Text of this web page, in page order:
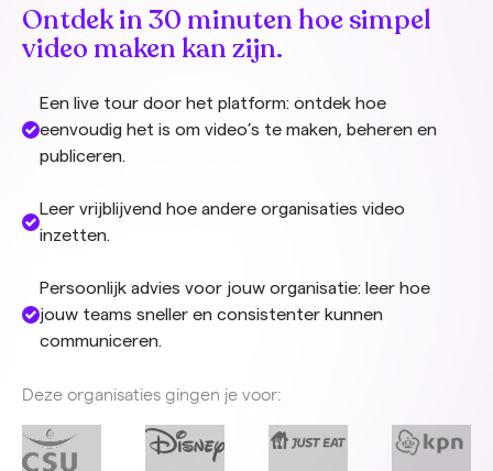
Ontdek in 30 minuten hoe simpel
video maken kan zijn.
Een live tour door het platform: ontdek hoe
eenvoudig het is om video’s te maken, beheren en
publiceren.
Leer vrijblijvend hoe andere organisaties video
inzetten.
Persoonlijk advies voor jouw organisatie: leer hoe
jouw teams sneller en consistenter kunnen
communiceren.
Deze organisaties gingen je voor: